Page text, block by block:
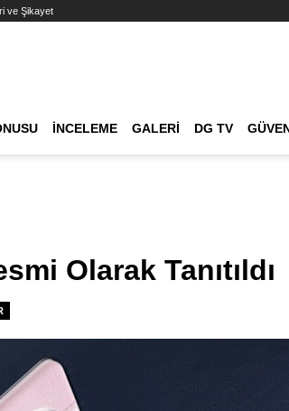
ve Şikayet
İNCELEME GALERI DG TV
Olarak Tanıtıldı